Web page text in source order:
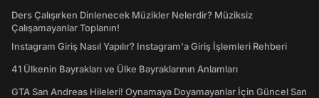
Ders Çalışırken Dinlenecek Müzikler Nelerdir? Müziksiz
Çalışamayanlar Toplanın!
Instagram Giriş Nasıl Yapılır? Instagram'a Giriş İşlemleri Rehberi
41 Ülkenin Bayrakları ve Ülke Bayraklarının Anlamları
GTA San Andreas Hileleri! Oynamaya Doyamayanlar İçin Güncel San